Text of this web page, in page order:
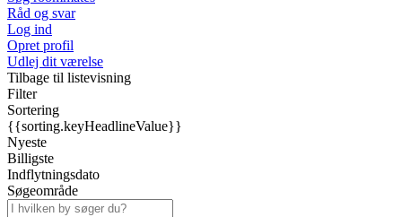
Råd og svar
Log ind
Opret profil
Udlej dit værelse
Tilbage til listevisning
Filter
Sortering
{{sorting.keyHeadlineValue}}
Nyeste
Billigste
Indflytningsdato
Søgeområde